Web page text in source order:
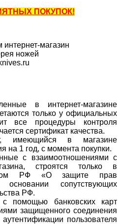
ПОКУПОК!
магазин
ножей
в интернет-магазине
только у официальных
все процедуры контроля
сертификат качества.
имеющийся в магазине
на 1 год, с момента покупки.
с взаимоотношениями с
строятся только в
РФ «О защите прав
сопутствующих
РФ.
с помощью банковских карт
защищенного соединения
пользователя